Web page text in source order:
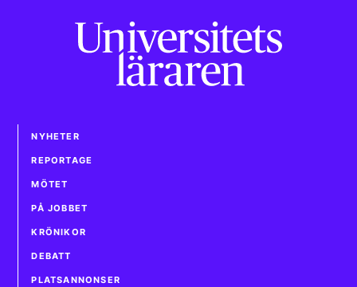
NYHETER
REPORTAGE
MÖTET
PÅ JOBBET
KRÖNIKOR
DEBATT
PLATSANNONSER